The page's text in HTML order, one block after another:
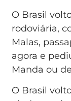
O Brasil
rodoviária,
Malas,
agora e
Manda ou
O Brasil